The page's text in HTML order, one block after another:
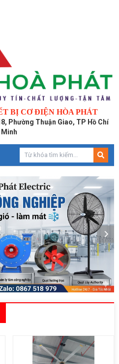
BỊ CƠ ĐIỆN HÒA PHÁT
Phường Thuận Giao, TP Hồ Chí
Minh